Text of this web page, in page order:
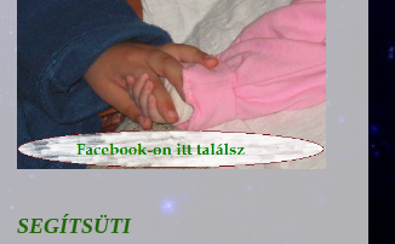
SEGÍTSÜTI